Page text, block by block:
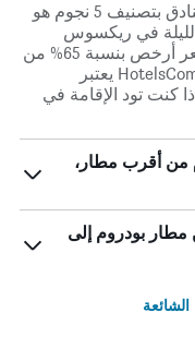
في بودروم، يبلغ متوسط ​​سعر الليلة للفنادق بتصنيف 5 نجوم هو
في ريكسوس
بريميوم بودروم حوالي 4,698 ﷼ وهو سعر أرخص بنسبة 65% من
متوسط الأسعار في المدينة. في HotelsCombined يعتبر
كنت تود الإقامة في
من أقرب مطار،
بودروم إلى